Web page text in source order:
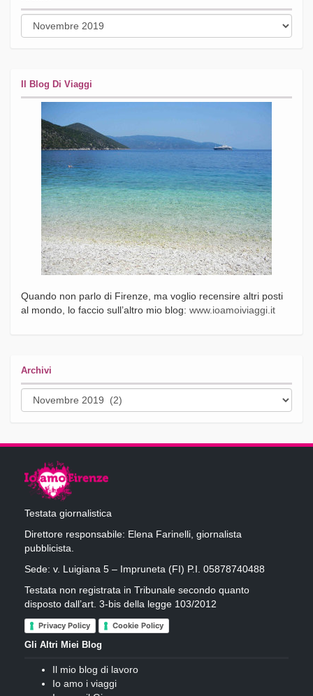
Archivi
Il Blog Di Viaggi
Quando non parlo di Firenze, ma voglio recensire altri posti
al mondo, lo faccio sull’altro mio blog: www.ioamoiviaggi.it
Archivi
Archivi
Testata giornalistica
Direttore responsabile: Elena Farinelli, giornalista
pubblicista.
Sede: v. Luigiana 5 – Impruneta (FI) P.I. 05878740488
Testata non registrata in Tribunale secondo quanto
disposto dall’art. 3-bis della legge 103/2012
Privacy Policy Cookie Policy
Gli Altri Miei Blog
Il mio blog di lavoro
Io amo i viaggi